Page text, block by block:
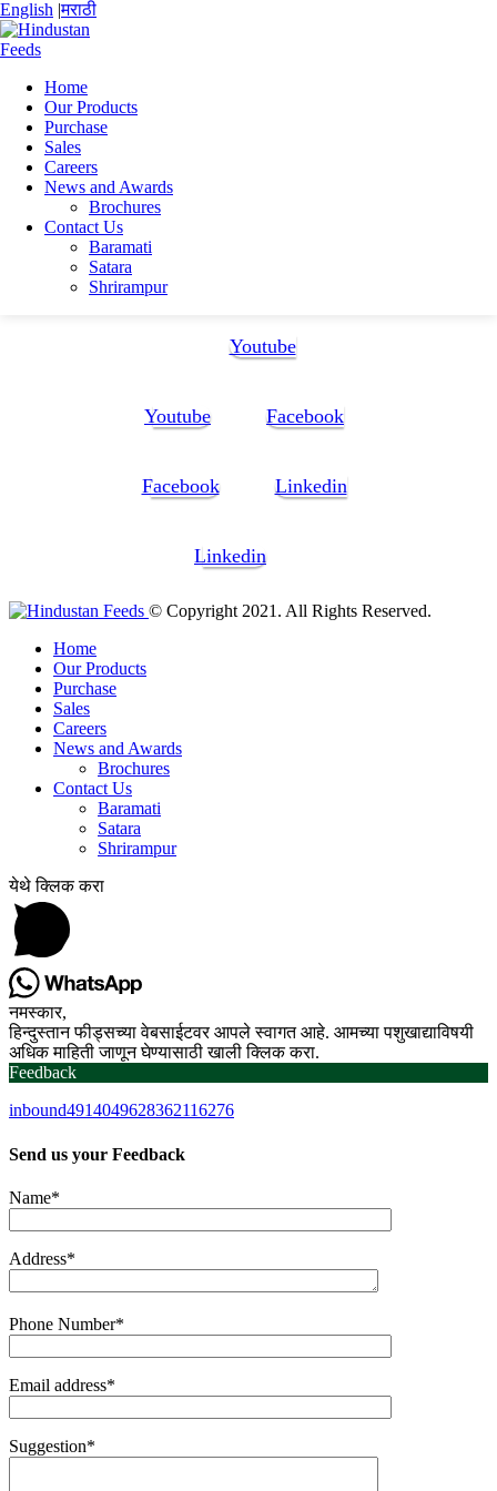
English |मराठी
Home
Our Products
Purchase
Sales
Careers
News and Awards
Brochures
Contact Us
Baramati
Satara
Shrirampur
Home
Bhojraj Sanjay Awaghade
inbound4914049628362116276
inbound4914049628362116276
inbound4914049628362116276
Youtube
Youtube Facebook
Facebook Linkedin
Linkedin
© Copyright 2021. All Rights Reserved.
Home
Our Products
Purchase
Sales
Careers
News and Awards
Brochures
Contact Us
Baramati
Satara
Shrirampur
येथे क्लिक करा
नमस्कार,
हिन्दुस्तान फीड्सच्या वेबसाईटवर आपले स्वागत आहे. आमच्या पशुखाद्याविषयी
अधिक माहिती जाणून घेण्यासाठी खाली क्लिक करा.
Feedback
inbound4914049628362116276
Send us your Feedback
Name*
Address*
Phone Number*
Email address*
Suggestion*